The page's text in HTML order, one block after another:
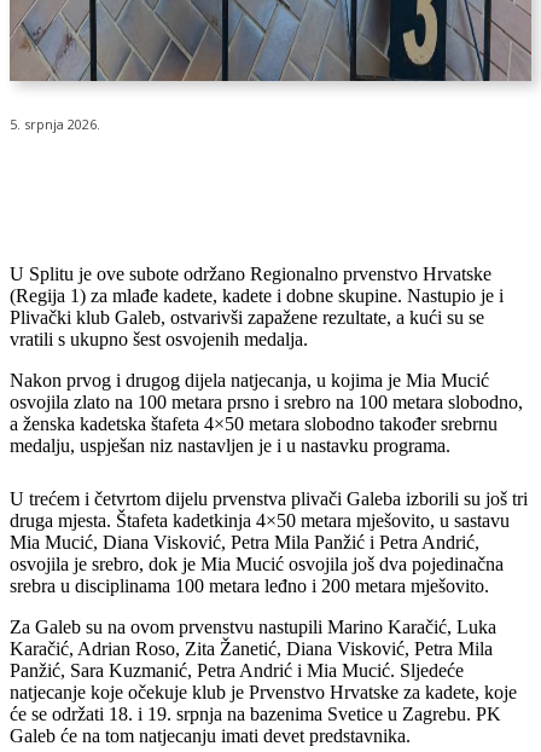
5. srpnja 2026.
U Splitu je ove subote održano Regionalno prvenstvo Hrvatske
(Regija 1) za mlađe kadete, kadete i dobne skupine. Nastupio je i
Plivački klub Galeb, ostvarivši zapažene rezultate, a kući su se
vratili s ukupno šest osvojenih medalja.
Nakon prvog i drugog dijela natjecanja, u kojima je Mia Mucić
osvojila zlato na 100 metara prsno i srebro na 100 metara slobodno,
a ženska kadetska štafeta 4×50 metara slobodno također srebrnu
medalju, uspješan niz nastavljen je i u nastavku programa.
U trećem i četvrtom dijelu prvenstva plivači Galeba izborili su još tri
druga mjesta. Štafeta kadetkinja 4×50 metara mješovito, u sastavu
Mia Mucić, Diana Visković, Petra Mila Panžić i Petra Andrić,
osvojila je srebro, dok je Mia Mucić osvojila još dva pojedinačna
srebra u disciplinama 100 metara leđno i 200 metara mješovito.
Za Galeb su na ovom prvenstvu nastupili Marino Karačić, Luka
Karačić, Adrian Roso, Zita Žanetić, Diana Visković, Petra Mila
Panžić, Sara Kuzmanić, Petra Andrić i Mia Mucić. Sljedeće
natjecanje koje očekuje klub je Prvenstvo Hrvatske za kadete, koje
će se održati 18. i 19. srpnja na bazenima Svetice u Zagrebu. PK
Galeb će na tom natjecanju imati devet predstavnika.